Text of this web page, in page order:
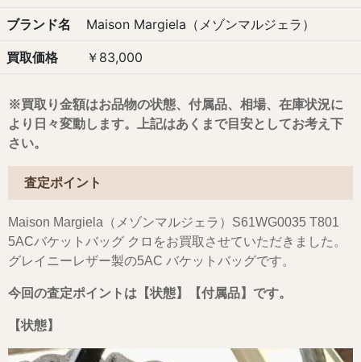
ブランド名 Maison Margiela（メゾンマルジェラ）
買取価格 ￥83,000
※買取り金額はお品物の状態、付属品、相場、在庫状況に
より日々変動します。上記はあくまで目安としてお考え下
さい。
査定ポイント
Maison Margiela（メゾンマルジェラ）S61WG0035 T801
5ACバケットバッグ クロをお買取させていただきました。
グレイニーレザー製の5AC バケットバッグです。
今回の査定ポイントは 【状態】【付属品】 です。
【状態】